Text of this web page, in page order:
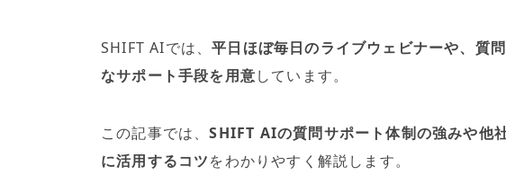
SHIFT AIでは、平日ほぼ毎日のライブウェビナーや、質
なサポート手段を用意しています。
この記事では、SHIFT AIの質問サポート体制の強みや他
に活用するコツをわかりやすく解説します。